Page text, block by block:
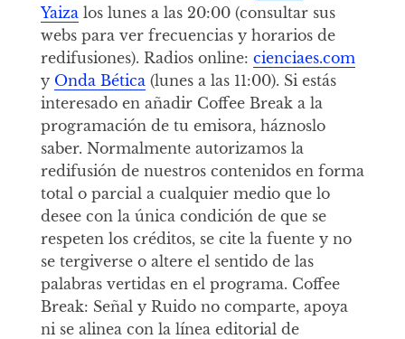
Yaiza los lunes a las 20:00 (consultar sus
webs para ver frecuencias y horarios de
redifusiones). Radios online: cienciaes.com
y Onda Bética (lunes a las 11:00). Si estás
interesado en añadir Coffee Break a la
programación de tu emisora, háznoslo
saber. Normalmente autorizamos la
redifusión de nuestros contenidos en forma
total o parcial a cualquier medio que lo
desee con la única condición de que se
respeten los créditos, se cite la fuente y no
se tergiverse o altere el sentido de las
palabras vertidas en el programa. Coffee
Break: Señal y Ruido no comparte, apoya
ni se alinea con la línea editorial de